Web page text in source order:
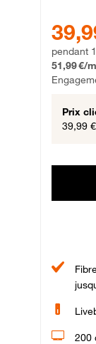
pendant
51,99 €/
Prix
39,99
200